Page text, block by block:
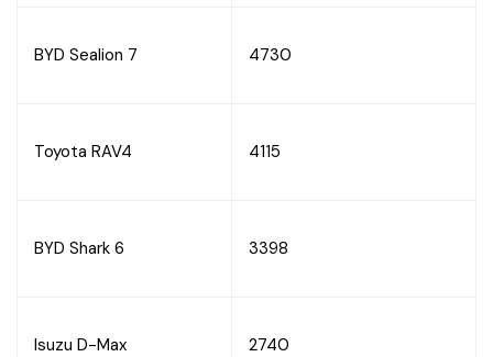
BYD Sealion 7 4730
Toyota RAV4 4115
BYD Shark 6 3398
Isuzu D-Max 2740